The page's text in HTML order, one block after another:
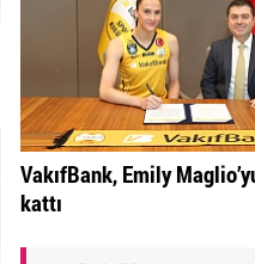
VakıfBank, Emily
kattı